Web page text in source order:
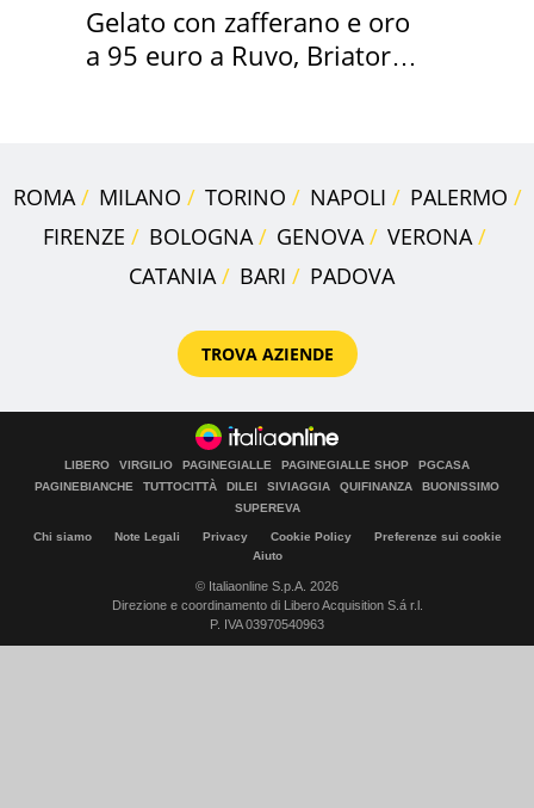
Gelato con zafferano e oro
a 95 euro a Ruvo, Briatore
ROMA MILANO TORINO NAPOLI
PALERMO
FIRENZE
BOLOGNA GENOVA
VERONA
CATANIA
BARI PADOVA
TROVA AZIENDE
LIBERO VIRGILIO PAGINEGIALLE PAGINEGIALLE SHOP
PGCASA
PAGINEBIANCHE
TUTTOCITTÀ DILEI SIVIAGGIA QUIFINANZA
BUONISSIMO
SUPEREVA
Chi siamo Note Legali Privacy Cookie Policy
Preferenze sui cookie
Aiuto
© Italiaonline S.p.A. 2026
Direzione e coordinamento di Libero Acquisition S.á r.l.
P. IVA 03970540963